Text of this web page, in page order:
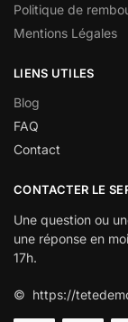
Politique de
Mentions Légales
LIENS UTILES
Blog
FAQ
Contact
CONTACTER LE
Une question ou
une réponse en
17h.
© https://